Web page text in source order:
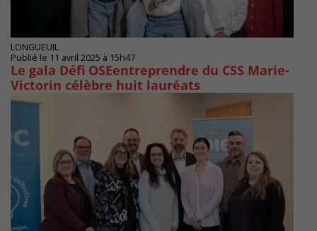
LONGUEUIL
Publié le 11 avril 2025 à 15h47
Le gala Défi OSEentreprendre du CSS Marie-
Victorin célèbre huit lauréats